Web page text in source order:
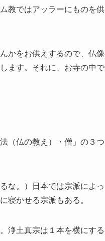
教ではアッラーにものを
かをお供えするので、仏
ます。それに、お寺の中
（仏の教え）・僧」の３
な。）日本では宗派によ
寝かせる宗派もある。
浄土真宗は１本を横にする